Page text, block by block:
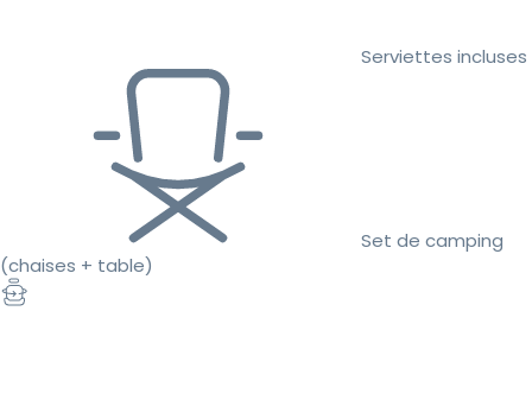
Serviettes incluses
Set de camping
(chaises + table)